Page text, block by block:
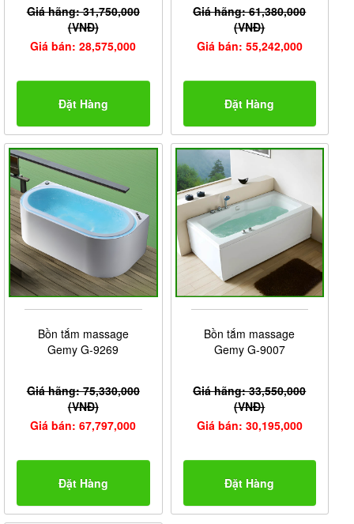
Giá hãng: 31,750,000
(VNĐ)
Giá bán: 28,575,000
Đặt Hàng
Giá hãng: 61,380,000
(VNĐ)
Giá bán: 55,242,000
Đặt Hàng
Bồn tắm massage
Gemy G-9269
Giá hãng: 75,330,000
(VNĐ)
Giá bán: 67,797,000
Đặt Hàng
Bồn tắm massage
Gemy G-9007
Giá hãng: 33,550,000
(VNĐ)
Giá bán: 30,195,000
Đặt Hàng